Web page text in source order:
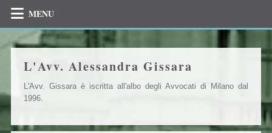
MENU
L'Avv. Alessandra Gissara
L'Avv. Gissara è iscritta all'albo degli Avvocati di Milano dal
1996.